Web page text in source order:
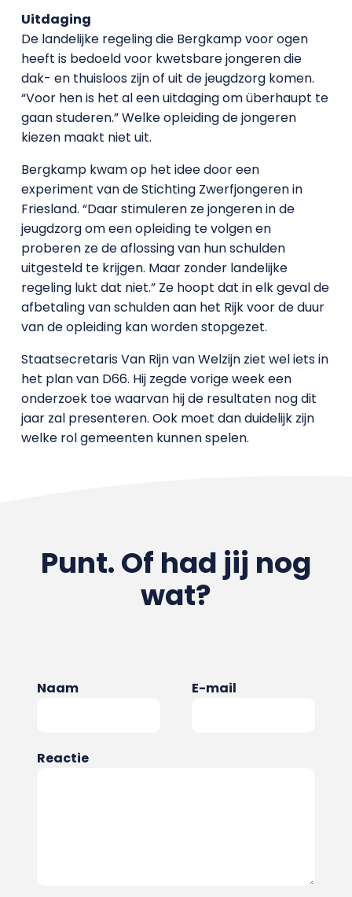
Uitdaging
De landelijke regeling die Bergkamp voor ogen
heeft is bedoeld voor kwetsbare jongeren die
dak- en thuisloos zijn of uit de jeugdzorg komen.
“Voor hen is het al een uitdaging om überhaupt te
gaan studeren.” Welke opleiding de jongeren
kiezen maakt niet uit.
Bergkamp kwam op het idee door een
experiment van de Stichting Zwerfjongeren in
Friesland. “Daar stimuleren ze jongeren in de
jeugdzorg om een opleiding te volgen en
proberen ze de aflossing van hun schulden
uitgesteld te krijgen. Maar zonder landelijke
regeling lukt dat niet.” Ze hoopt dat in elk geval de
afbetaling van schulden aan het Rijk voor de duur
van de opleiding kan worden stopgezet.
Staatsecretaris Van Rijn van Welzijn ziet wel iets in
het plan van D66. Hij zegde vorige week een
onderzoek toe waarvan hij de resultaten nog dit
jaar zal presenteren. Ook moet dan duidelijk zijn
welke rol gemeenten kunnen spelen.
Punt. Of had jij nog
wat?
Naam E-mail
Reactie